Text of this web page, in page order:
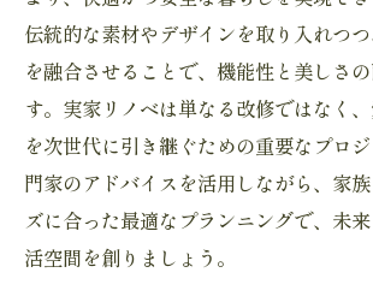
伝統的な素材やデザインを取り入れつ
を融合させることで、機能性と美しさ
す。実家リノベは単なる改修ではなく
を次世代に引き継ぐための重要なプロ
門家のアドバイスを活用しながら、家
ズに合った最適なプランニングで、未
活空間を創りましょう。